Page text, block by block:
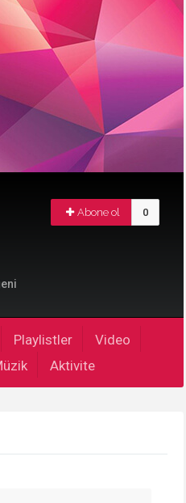
Abone ol 0
Playlistler
Video
Aktivite